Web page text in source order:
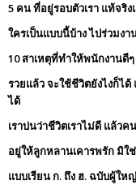
5 คน ที่อยู่รอบตัวเรา แท้จริ
ใครเป็นแบบนี้บ้าง ไปร่วมง
10 สาเหตุที่ทำให้พนักงานดี
รวยแล้ว จะใช้ชีวิตยังไงก็ไ
ได้
เราบ่นว่าชีวิตเราไม่ดี แล้ว
อยู่ให้ลูกหลานเคารพรัก มิใ
แบบเรียน ก. ถึง ฮ. ฉบับผู้ใ